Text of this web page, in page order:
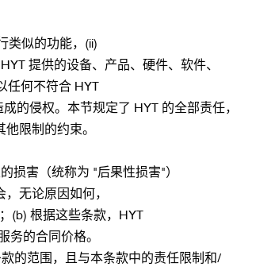
类似的功能，(ii)
提供的设备、产品、硬件、软件、
任何不符合 HYT
的侵权。本节规定了 HYT 的全部责任，
限制的约束。
损害（统称为 "后果性损害"）
无论原因如何，
(b) 根据这些条款，HYT
的合同价格。
的范围，且与本条款中的责任限制和/